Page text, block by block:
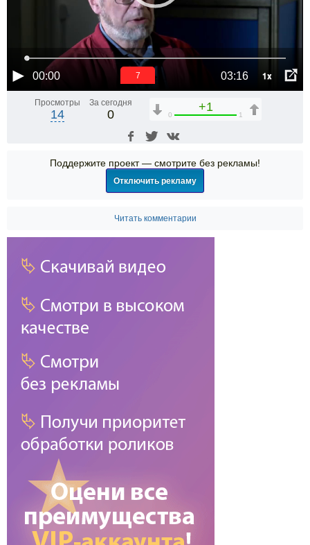
00:00 03:16 1x
7
Просмотры
14
За сегодня
0
+1
0 1
Поддержите проект — смотрите без рекламы!
Отключить рекламу
Читать комментарии